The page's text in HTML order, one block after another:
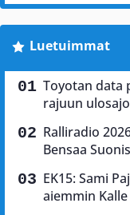
Luetuimmat
Toyotan data
rajuun
Ralliradio
Bensaa
EK15: Sami
aiemmin